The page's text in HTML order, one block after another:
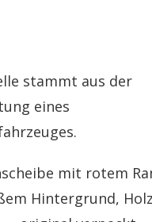
stammt aus der
eines
mit rotem
Hintergrund,